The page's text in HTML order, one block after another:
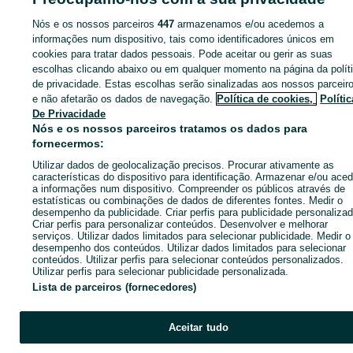
Entra na tua conta OLX ou cria uma nova para contactares
anunciante
Entrar ou criar conta
Enviar mensagem
Nós e os nossos parceiros447 armazenamos e/ou acedemos a
informações num dispositivo, tais como identificadores únicos em
cookies para tratar dados pessoais. Pode aceitar ou gerir as suas
escolhas clicando abaixo ou em qualquer momento na página da
de privacidade. Estas escolhas serão sinalizadas aos nossos
e não afetarão os dados de navegação. Política de cookies,
De Privacidade
Nós e os nossos parceiros tratamos os dados para
fornecermos:
Utilizar dados de geolocalização precisos. Procurar ativamente as
características do dispositivo para identificação. Armazenar e/ou
a informações num dispositivo. Compreender os públicos através de
estatísticas ou combinações de dados de diferentes fontes. Medir o
desempenho da publicidade. Criar perfis para publicidade
Criar perfis para personalizar conteúdos. Desenvolver e melhorar
serviços. Utilizar dados limitados para selecionar publicidade. Medir o
desempenho dos conteúdos. Utilizar dados limitados para selecionar
conteúdos. Utilizar perfis para selecionar conteúdos personalizados.
Utilizar perfis para selecionar publicidade personalizada.
Lista de parceiros (fornecedores)
Aceitar tudo